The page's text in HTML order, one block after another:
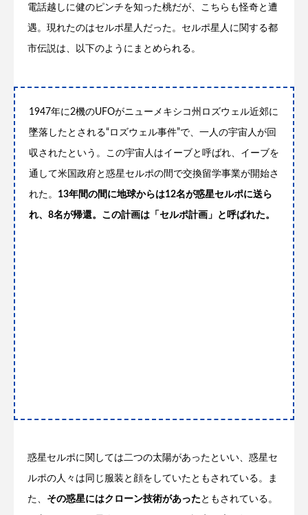
電話越しに健のピンチを知った桃だが、こちらも怪奇と遭
遇。現れたのはセルポ星人だった。セルポ星人に関する都
市伝説は、以下のようにまとめられる。
1947年に2機のUFOがニューメキシコ州ロズウェル近郊に
墜落したとされる“ロズウェル事件”で、一人の宇宙人が回
収されたという。この宇宙人はイーブと呼ばれ、イーブを
通して米国政府と惑星セルポの間で交換留学事業が開始さ
れた。 13年間の間に地球からは12名が惑星セルポに送ら
れ、8名が帰還。この計画は「セルポ計画」と呼ばれた。
惑星セルポに関しては二つの太陽があったといい、惑星セ
ルポの人々は同じ服装と顔をしていたともされている。ま
た、 その惑星にはクローン技術があった ともされている。